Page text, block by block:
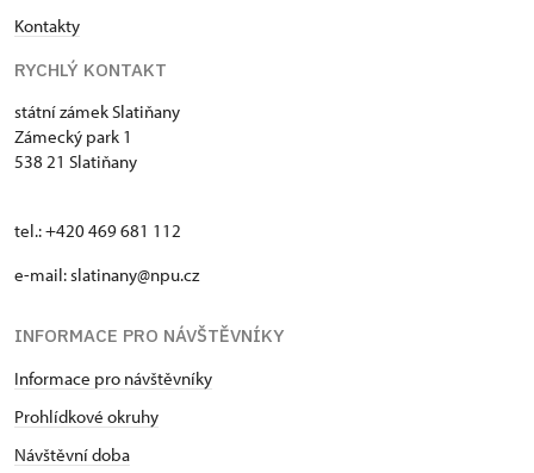
Kontakty
RYCHLÝ KONTAKT
státní zámek Slatiňany
Zámecký park 1
538 21 Slatiňany
tel.: +420 469 681 112
e-mail: slatinany@npu.cz
INFORMACE PRO NÁVŠTĚVNÍKY
Informace pro návštěvníky
Prohlídkové okruhy
Návštěvní doba